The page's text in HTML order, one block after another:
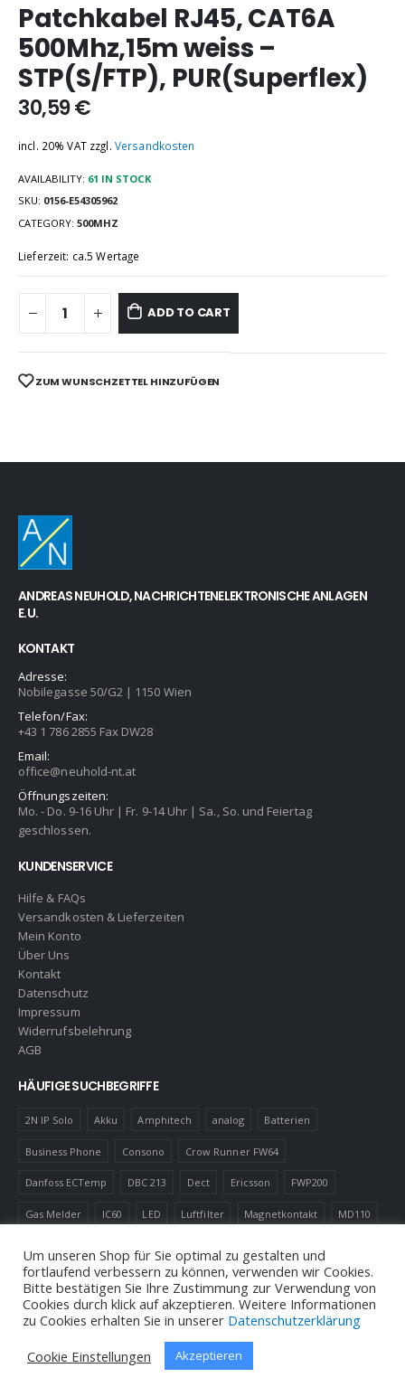
Patchkabel RJ45, CAT6A
500Mhz,15m weiss –
STP(S/FTP), PUR(Superflex)
30,59€
incl. 20% VAT zzgl. Versandkosten
AVAILABILITY: 61 IN STOCK
SKU: 0156-E54305962
CATEGORY: 500MHZ
Lieferzeit: ca.5 Wertage
ADD TO CART
ZUM WUNSCHZETTEL HINZUFÜGEN
ANDREAS NEUHOLD, NACHRICHTENELEKTRONISCHE ANLAGEN
E.U.
KONTAKT
Adresse:
Nobilegasse 50/G2 | 1150 Wien
Telefon/Fax:
+43 1 786 2855 Fax DW28
Email:
office@neuhold-nt.at
Öffnungszeiten:
Mo. - Do. 9-16 Uhr | Fr. 9-14 Uhr | Sa., So. und Feiertag
geschlossen.
KUNDENSERVICE
Hilfe & FAQs
Versandkosten & Lieferzeiten
Mein Konto
Über Uns
Kontakt
Datenschutz
Impressum
Widerrufsbelehrung
AGB
HÄUFIGE SUCHBEGRIFFE
2N IP Solo Akku Amphitech analog Batterien
Business Phone Consono Crow Runner FW64
Danfoss ECTemp DBC 213 Dect Ericsson FWP200
Gas Melder IC60 LED Luftfilter Magnetkontakt MD110
Um unseren Shop für Sie optimal zu gestalten und
fortlaufend verbessern zu können, verwenden wir Cookies.
Bitte bestätigen Sie Ihre Zustimmung zur Verwendung von
Cookies durch klick auf akzeptieren. Weitere Informationen
zu Cookies erhalten Sie in unserer Datenschutzerklärung
Cookie Einstellungen
Akzeptieren